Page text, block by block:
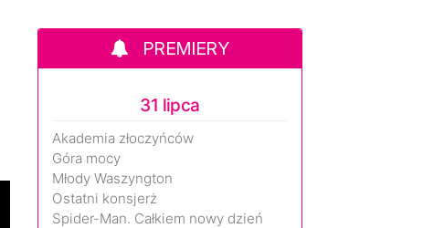
PREMIERY
31 lipca
Akademia złoczyńców
Góra mocy
Młody Waszyngton
Ostatni konsjerż
Spider-Man. Całkiem nowy dzień